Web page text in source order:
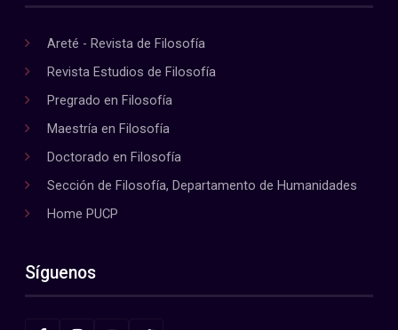
Areté - Revista de Filosofía
Revista Estudios de Filosofía
Pregrado en Filosofía
Maestría en Filosofía
Doctorado en Filosofía
Sección de Filosofía, Departamento de Humanidades
Home PUCP
Síguenos